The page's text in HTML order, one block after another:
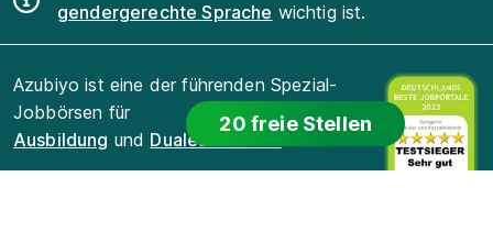
20 freie Stellen
gendergerechte Sprache wichtig ist.
Azubiyo ist eine der führenden Spezial-
Jobbörsen für
Ausbildung und Duales Studium